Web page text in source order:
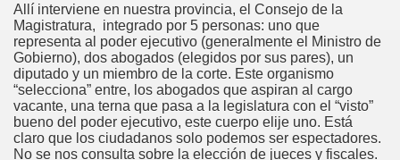
Allí interviene en nuestra provincia, el Consejo de la
Magistratura, integrado por 5 personas: uno que
representa al poder ejecutivo (generalmente el Ministro de
Gobierno), dos abogados (elegidos por sus pares), un
diputado y un miembro de la corte. Este organismo
“selecciona” entre, los abogados que aspiran al cargo
vacante, una terna que pasa a la legislatura con el “visto”
bueno del poder ejecutivo, este cuerpo elije uno. Está
claro que los ciudadanos solo podemos ser espectadores.
No se nos consulta sobre la elección de jueces y fiscales.